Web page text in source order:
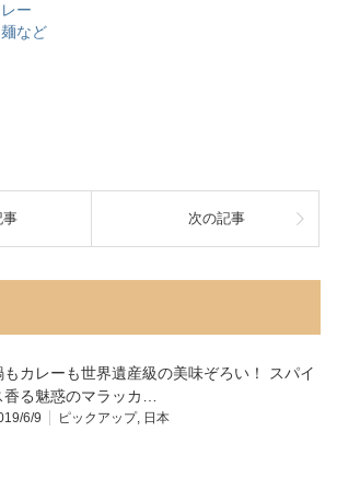
ー
など
事 次の記事
もカレーも世界遺産級の美味ぞろい！ スパイ
香る魅惑のマラッカ…
6/9 ピックアップ, 日本